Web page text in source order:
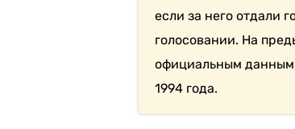
если за него отдали
голосовании. На
официальным данным,
1994 года.